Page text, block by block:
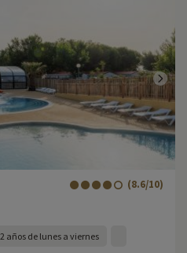
(8.6/10)
años de lunes a viernes